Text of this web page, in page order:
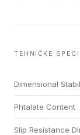
TEHNIČKE
Dimensional
Phtalate Content
Slip Resistance